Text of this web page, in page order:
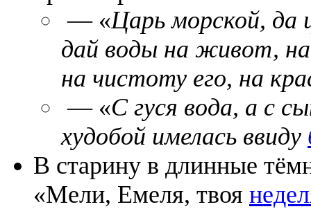
— «Царь морской, да
дай воды на живот,
на чистоту его, на
— «С гуся вода, а с
худобой имелась ввиду
В старину в длинные
«Мели, Емеля, твоя